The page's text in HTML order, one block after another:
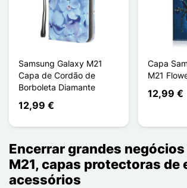
Samsung Galaxy M21
Capa de Cordão de
Borboleta Diamante
12,99 €
Capa
M21
12,99 €
Encerrar grandes
M21, capas protectoras de
acessórios